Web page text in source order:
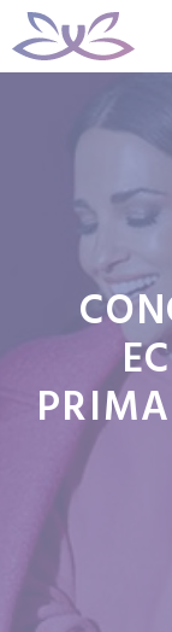
Aller
au